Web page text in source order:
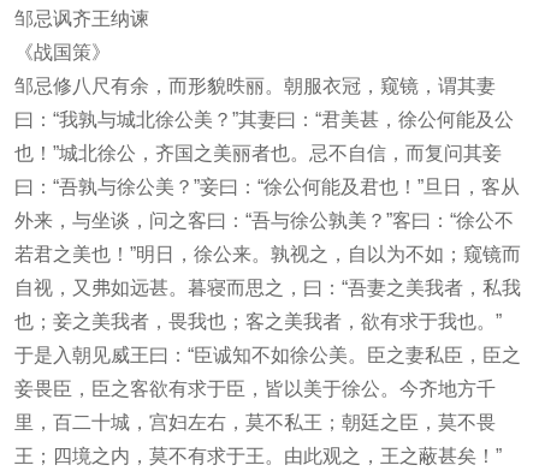
邹忌讽齐王纳谏
《战国策》
邹忌修八尺有余，而形貌昳丽。朝服衣冠，窥镜，谓其妻
曰：“我孰与城北徐公美？”其妻曰：“君美甚，徐公何能及公
也！”城北徐公，齐国之美丽者也。忌不自信，而复问其妾
曰：“吾孰与徐公美？”妾曰：“徐公何能及君也！”旦日，客从
外来，与坐谈，问之客曰：“吾与徐公孰美？”客曰：“徐公不
若君之美也！”明日，徐公来。孰视之，自以为不如；窥镜而
自视，又弗如远甚。暮寝而思之，曰：“吾妻之美我者，私我
也；妾之美我者，畏我也；客之美我者，欲有求于我也。”
于是入朝见威王曰：“臣诚知不如徐公美。臣之妻私臣，臣之
妾畏臣，臣之客欲有求于臣，皆以美于徐公。今齐地方千
里，百二十城，宫妇左右，莫不私王；朝廷之臣，莫不畏
王；四境之内，莫不有求于王。由此观之，王之蔽甚矣！”